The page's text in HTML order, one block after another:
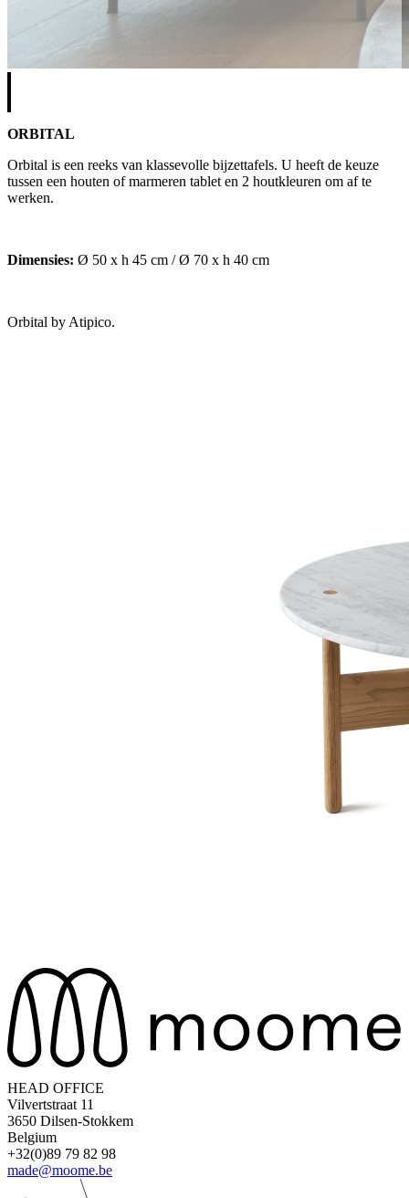
ORBITAL
Orbital is een reeks van klassevolle bijzettafels. U heeft de keuze
tussen een houten of marmeren tablet en 2 houtkleuren om af te
werken.
Dimensies: Ø 50 x h 45 cm / Ø 70 x h 40 cm
Orbital by Atipico.
HEAD OFFICE
Vilvertstraat 11
3650 Dilsen-Stokkem
Belgium
+32(0)89 79 82 98
made@moome.be